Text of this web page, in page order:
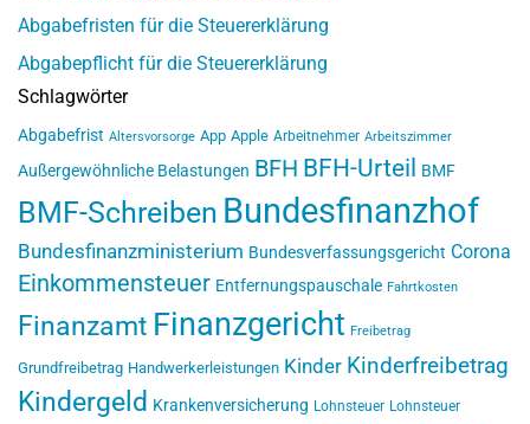
Abgabefristen für die Steuererklärung
Abgabepflicht für die Steuererklärung
Schlagwörter
Abgabefrist Altersvorsorge App Apple Arbeitnehmer Arbeitszimmer
Außergewöhnliche Belastungen BFH BFH-Urteil BMF
BMF-Schreiben Bundesfinanzhof
Bundesfinanzministerium Bundesverfassungsgericht Corona
Einkommensteuer Entfernungspauschale Fahrtkosten
Finanzamt Finanzgericht Freibetrag
Grundfreibetrag Handwerkerleistungen Kinder Kinderfreibetrag
Kindergeld Krankenversicherung Lohnsteuer Lohnsteuer